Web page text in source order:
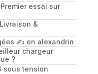
essai sur
&
✍️ en alexandrin
chargeur
?
sous tension